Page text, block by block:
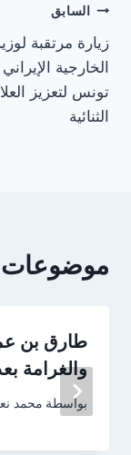
تصفّح
المقالات
السابق
زيارة مرتقبة
الخارجية
تونس لتعزيز
الثنائية
طارق بن
والغرامة
بواسطة محمد